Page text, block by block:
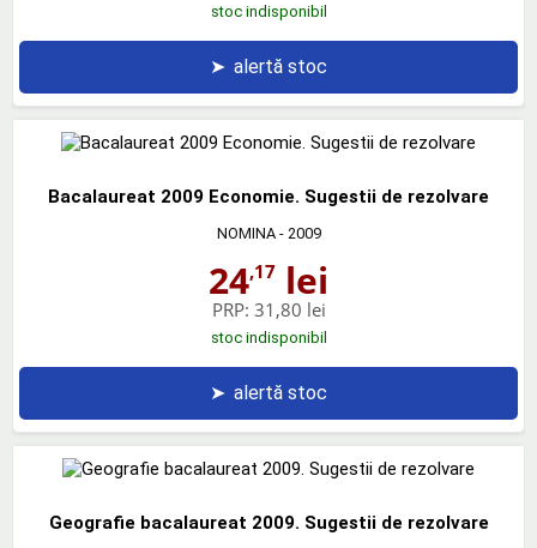
stoc indisponibil
➤ alertă stoc
Bacalaureat 2009 Economie. Sugestii de rezolvare
NOMINA- 2009
24,17 lei
PRP: 31,80 lei
stoc indisponibil
➤ alertă stoc
Geografie bacalaureat 2009. Sugestii de rezolvare